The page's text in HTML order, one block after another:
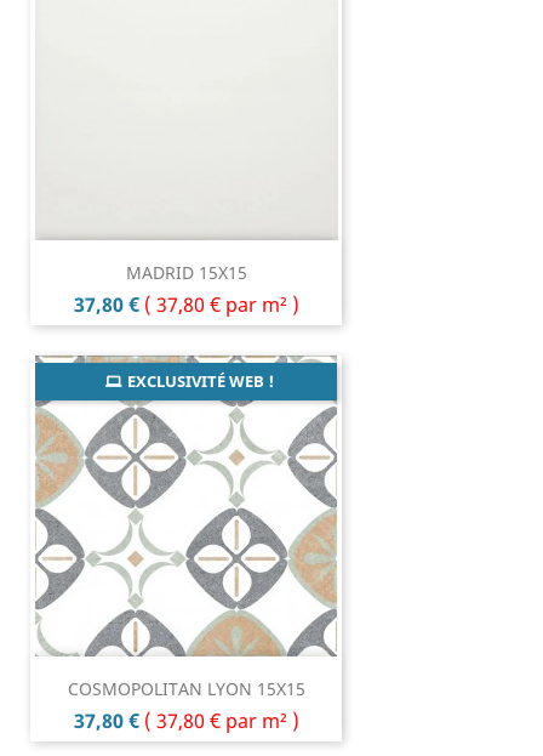
MADRID 15X15
Prix
37,80 € ( 37,80 € par m² )
COSMOPOLITAN LYON 15X15
Prix
37,80 € ( 37,80 € par m² )
EXCLUSIVITÉ WEB !